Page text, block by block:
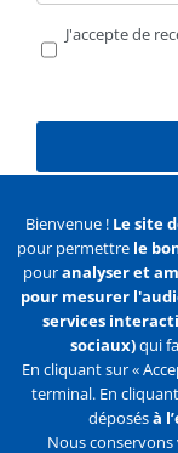
J'accepte de
Liens Mentions
Politique
Liens
2e
ligne
Accueil
Bienvenue ! Le site
pour permettre le
pouranalyser et
pour mesurer
services
sociaux)qui
En cliquant sur «
terminal. En
déposésà
Nous